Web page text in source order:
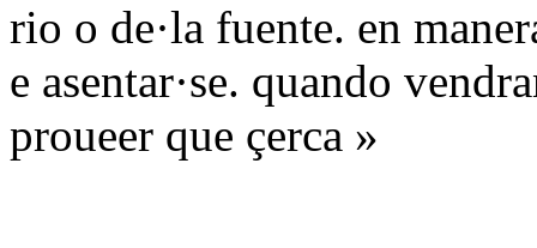
rio o de·la fuente. en
e asentar·se. quando
proueer que çerca »